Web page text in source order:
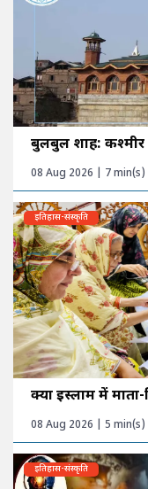
बुलबुल शाह: कश्मीर
08 Aug 2026 | 7 min(s)
इतिहास-संस्कृति
क्या इस्लाम में
08 Aug 2026 | 5 min(s)
इतिहास-संस्कृति